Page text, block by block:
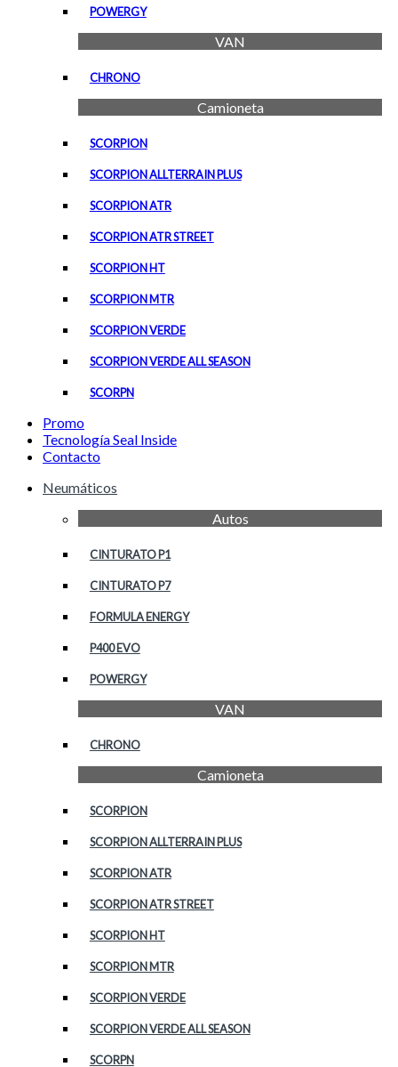
POWERGY
VAN
CHRONO
Camioneta
SCORPION
SCORPION ALLTERRAIN PLUS
SCORPION ATR
SCORPION ATR STREET
SCORPION HT
SCORPION MTR
SCORPION VERDE
SCORPION VERDE ALL SEASON
SCORPN
Promo
Tecnología Seal Inside
Contacto
Neumáticos
Autos
CINTURATO P1
CINTURATO P7
FORMULA ENERGY
P400 EVO
POWERGY
VAN
CHRONO
Camioneta
SCORPION
SCORPION ALLTERRAIN PLUS
SCORPION ATR
SCORPION ATR STREET
SCORPION HT
SCORPION MTR
SCORPION VERDE
SCORPION VERDE ALL SEASON
SCORPN